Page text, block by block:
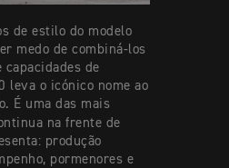
de estilo do modelo
medo de combiná-los
capacidades de
leva o icónico nome ao
É uma das mais
na frente de
produção
pormenores e